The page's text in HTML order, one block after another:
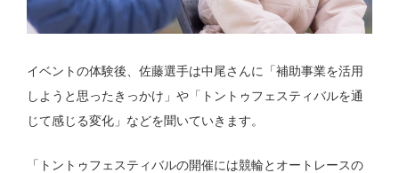
イベントの体験後、佐藤選手は中尾さんに「補助事業を活用
しようと思ったきっかけ」や「トントゥフェスティバルを通
じて感じる変化」などを聞いていきます。
「トントゥフェスティバルの開催には競輪とオートレースの